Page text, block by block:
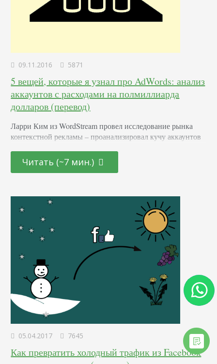
09.11.2016 5871
5 вещей, которые я узнал про AdWords: анализ
аккаунтов с расходами на полмиллиарда
долларов (перевод)
Ларри Ким из WordStream провел исследование рынка
контекстной рекламы – проанализировал кучу аккаунтов
А мы перевели его труд. Я решил посмотреть на свежую
статистику нашего сервиса Performance Grader, чтобы
бизнес не использует возможности AdWords на полную
и…
Читать (~7 мин.)
05.04.2017 7645
Как превратить холодный трафик из Facebook